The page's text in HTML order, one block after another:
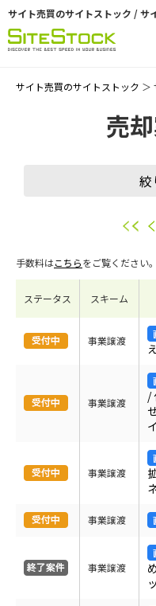
サイト売買のサイトストック / サ
サイト売買のサイトストック ＞
売
絞
会員数
希望価格
月間売上
サイト形態
カテゴリ
フリーワード
手数料はこちらをご覧ください。
ステータス スキーム
事業譲渡
事業譲渡
/
事業譲渡
事業譲渡
事業譲渡